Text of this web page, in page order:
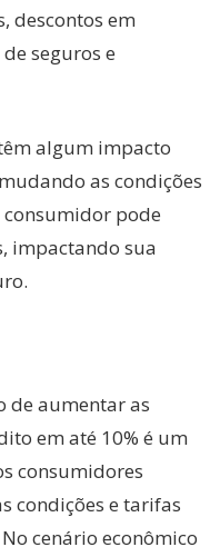
descontos em
seguros e
algum impacto
as condições
pode
impactando sua
de aumentar as
em até 10% é um
consumidores
condições e tarifas
cenário econômico